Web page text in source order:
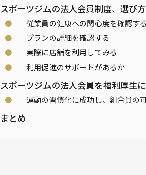
スポーツジムの法人会員制度、選び
⚫
従業員の健康への関心度を確認する
⚫
プランの詳細を確認する
⚫
実際に店舗を利用してみる
⚫
利用促進のサポートがあるか
スポーツジムの法人会員を福利厚生
⚫ 運動の習慣化に成功し、組合員の
まとめ